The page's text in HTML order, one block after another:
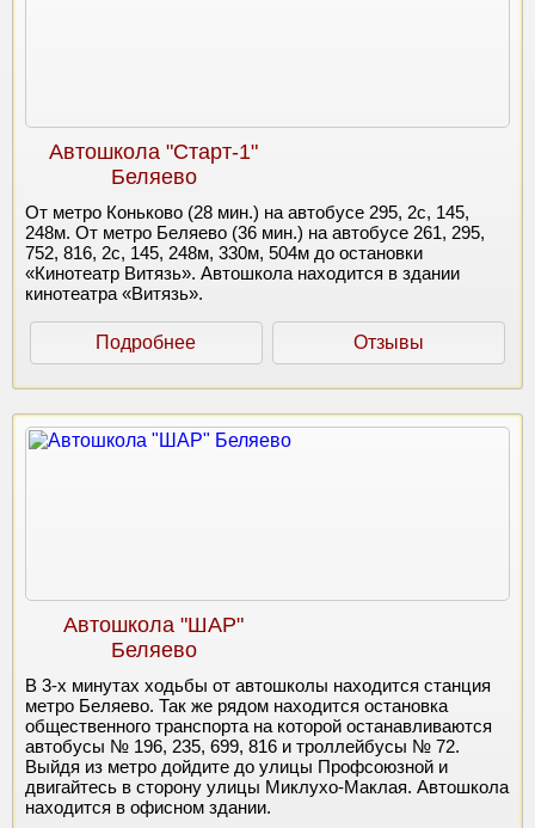
Автошкола "Старт-1"
Беляево
От метро Коньково (28 мин.) на автобусе 295, 2с, 145,
248м. От метро Беляево (36 мин.) на автобусе 261, 295,
752, 816, 2с, 145, 248м, 330м, 504м до остановки
«Кинотеатр Витязь». Автошкола находится в здании
кинотеатра «Витязь».
Подробнее Отзывы
Автошкола "ШАР"
Беляево
В 3-х минутах ходьбы от автошколы находится станция
метро Беляево. Так же рядом находится остановка
общественного транспорта на которой останавливаются
автобусы № 196, 235, 699, 816 и троллейбусы № 72.
Выйдя из метро дойдите до улицы Профсоюзной и
двигайтесь в сторону улицы Миклухо-Маклая. Автошкола
находится в офисном здании.